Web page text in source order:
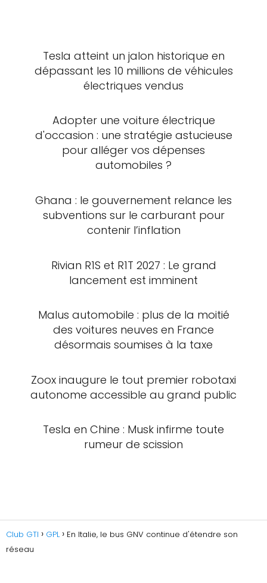
Tesla atteint un jalon historique en
dépassant les 10 millions de véhicules
électriques vendus
Adopter une voiture électrique
d'occasion : une stratégie astucieuse
pour alléger vos dépenses
automobiles ?
Ghana : le gouvernement relance les
subventions sur le carburant pour
contenir l’inflation
Rivian R1S et R1T 2027 : Le grand
lancement est imminent
Malus automobile : plus de la moitié
des voitures neuves en France
désormais soumises à la taxe
Zoox inaugure le tout premier robotaxi
autonome accessible au grand public
Tesla en Chine : Musk infirme toute
rumeur de scission
Club GTI GPL
En Italie, le bus GNV continue d'étendre son
réseau